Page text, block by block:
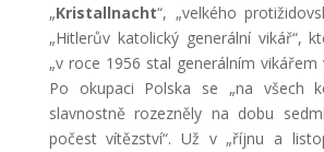
„Kristallnacht“, „velkého
„Hitlerův katolický generální vikář“,
„v roce 1956 stal generálním vikářem
Po okupaci Polska se „na všech
slavnostně rozezněly na dobu
počest vítězství“. Už v „říjnu a